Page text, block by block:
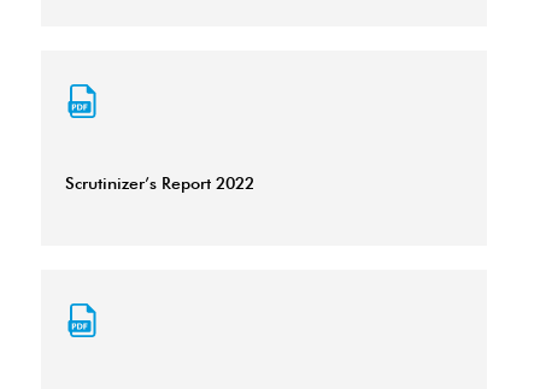
Scrutinizer’s Report 2022